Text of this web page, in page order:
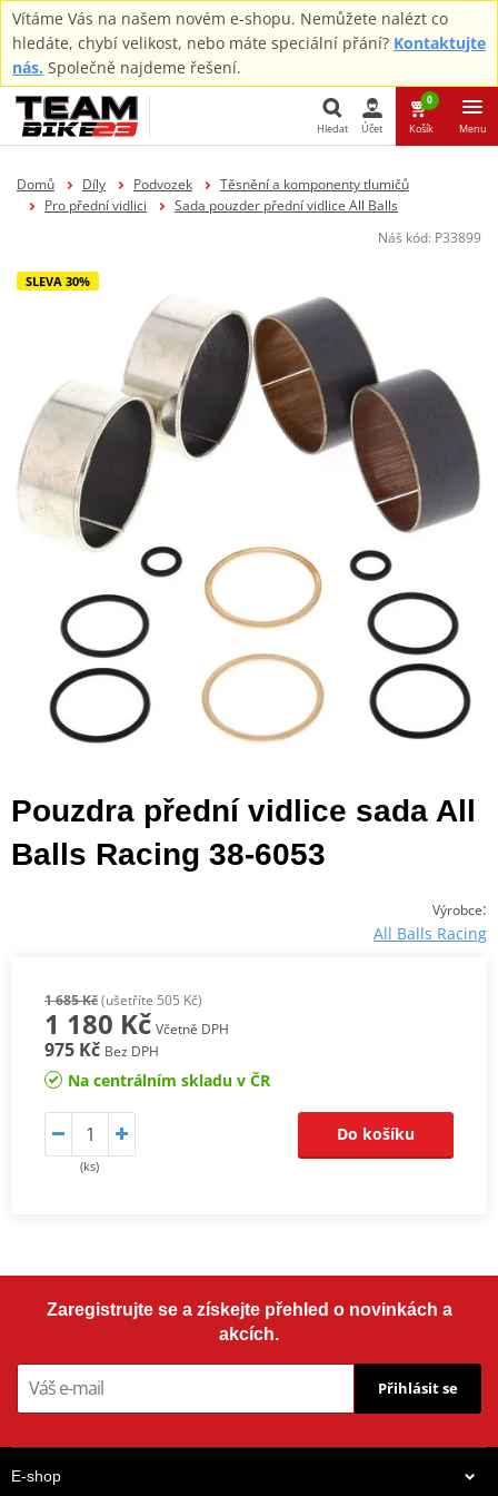
Vítáme Vás na našem novém e-shopu. Nemůžete nalézt co
hledáte, chybí velikost, nebo máte speciální přání? Kontaktujte
nás. Společně najdeme řešení.
Hledat Účet
0
Košík Menu
Domů Díly Podvozek
Těsnění a komponenty tlumičů
Pro přední vidlici
Sada pouzder přední vidlice All Balls
Náš kód: P33899
SLEVA 30%
Pouzdra přední vidlice sada All
Balls Racing 38-6053
Výrobce:
All Balls Racing
1 685 Kč(ušetříte 505 Kč)
1 180 Kč Včetně DPH
975 Kč Bez DPH
Na centrálním skladu v ČR
(ks)
Do košíku
Zaregistrujte se a získejte přehled o novinkách a
akcích.
Přihlásit se
E-shop